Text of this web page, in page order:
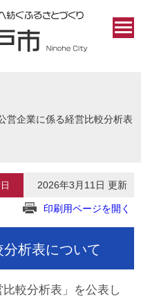
営企業に係る経営比較分析表
2026年3月11日 更新
印刷用ページを開く
析表について
較分析表」を公表し